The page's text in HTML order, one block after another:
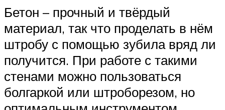
Бетон – прочный и твёрдый
материал, так что проделать в нём
штробу с помощью зубила вряд ли
получится. При работе с такими
стенами можно пользоваться
болгаркой или штроборезом, но